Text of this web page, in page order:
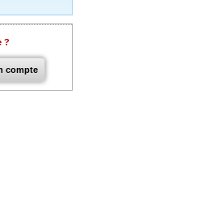
?
compte